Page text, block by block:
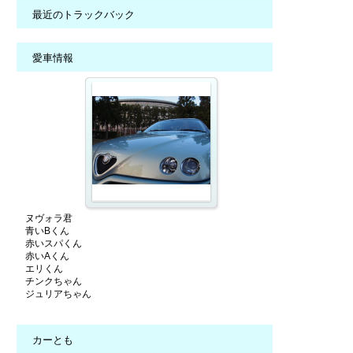
最近のトラックバック
愛車情報
ヌヴォラ君
青いBくん
赤いスパくん
赤いAくん
エリくん
チンクちゃん
ジュリアちゃん
カーとも